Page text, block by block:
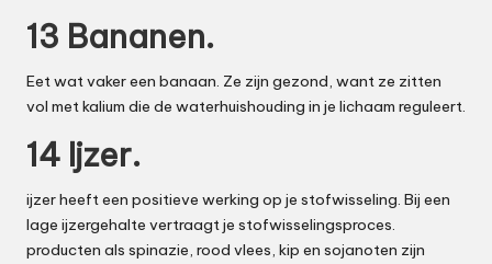
13 Bananen.
Eet wat vaker een banaan. Ze zijn gezond, want ze zitten
vol met kalium die de waterhuishouding in je lichaam reguleert.
14 Ijzer.
ijzer heeft een positieve werking op je stofwisseling. Bij een
lage ijzergehalte vertraagt je stofwisselingsproces.
producten als spinazie, rood vlees, kip en sojanoten zijn